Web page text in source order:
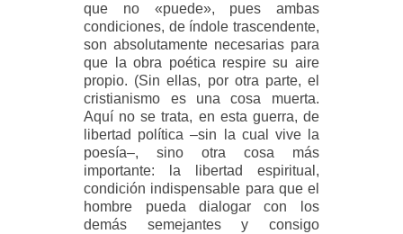
que no «puede», pues ambas
condiciones, de índole trascendente,
son absolutamente necesarias para
que la obra poética respire su aire
propio. (Sin ellas, por otra parte, el
cristianismo es una cosa muerta.
Aquí no se trata, en esta guerra, de
libertad política –sin la cual vive la
poesía–, sino otra cosa más
importante: la libertad espiritual,
condición indispensable para que el
hombre pueda dialogar con los
demás semejantes y consigo